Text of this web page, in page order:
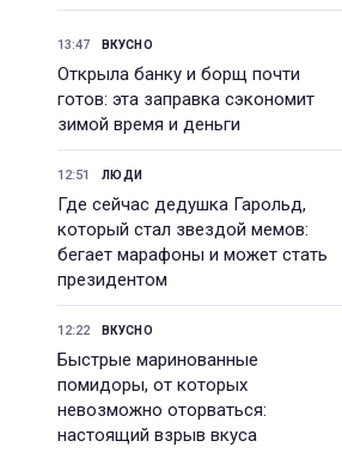
13:47 ВКУСНО
Открыла банку и борщ почти
готов: эта заправка сэкономит
зимой время и деньги
12:51 ЛЮДИ
Где сейчас дедушка Гарольд,
который стал звездой мемов:
бегает марафоны и может стать
президентом
12:22 ВКУСНО
Быстрые маринованные
помидоры, от которых
невозможно оторваться:
настоящий взрыв вкуса